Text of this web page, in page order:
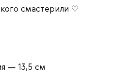
смастерили ♡
— 13,5 см